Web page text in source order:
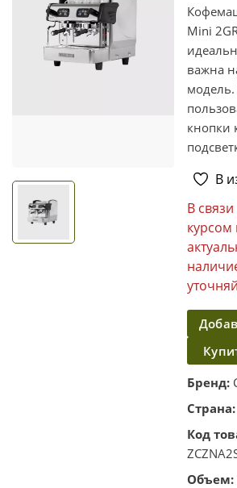
Mini
важна
кнопки
В
В
курсом
в
в
Бренд:
Страна:
Код
Объем: